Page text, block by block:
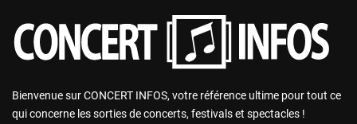
Bienvenue sur CONCERT INFOS, votre référence ultime pour tout ce
qui concerne les sorties de concerts, festivals et spectacles !